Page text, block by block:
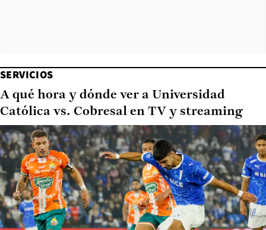
SERVICIOS
A qué hora y dónde ver a Universidad
Católica vs. Cobresal en TV y streaming